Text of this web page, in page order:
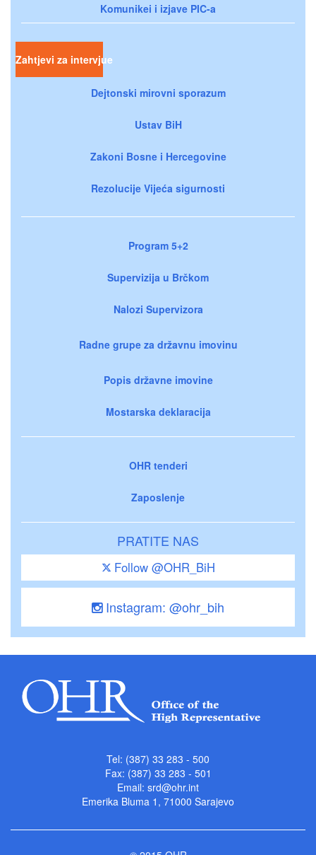
Komunikei i izjave PIC-a
Zahtjevi za intervjue
Dejtonski mirovni sporazum
Ustav BiH
Zakoni Bosne i Hercegovine
Rezolucije Vijeća sigurnosti
Program 5+2
Supervizija u Brčkom
Nalozi Supervizora
Radne grupe za državnu imovinu
Popis državne imovine
Mostarska deklaracija
OHR tenderi
Zaposlenje
PRATITE NAS
Follow @OHR_BiH
Instagram: @ohr_bih
Tel: (387) 33 283 - 500
Fax: (387) 33 283 - 501
Email: srd@ohr.int
Emerika Bluma 1, 71000 Sarajevo